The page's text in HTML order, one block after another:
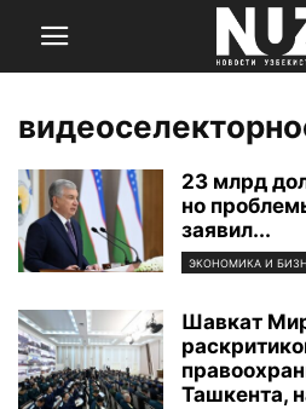
23 млрд
но
заявил...
ЭКОНОМИКА И
Шавкат
Ташкента,